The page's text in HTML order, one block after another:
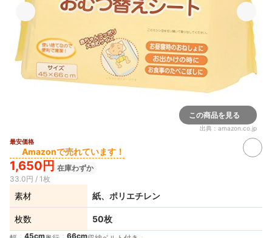
この商品を見る
出典： amazon.co.jp
最安価格
Amazonで売れています！
1,650円 在庫わずか
33.0円 / 1枚
素材 紙、ポリエチレン
枚数 50枚
45cm 66cm